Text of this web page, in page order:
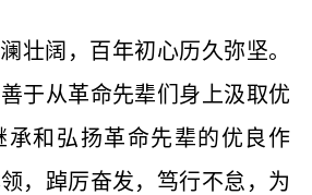
壮阔，百年初心历久弥坚。
于从革命先辈们身上汲取优
承和弘扬革命先辈的优良作
，踔厉奋发，笃行不怠，为